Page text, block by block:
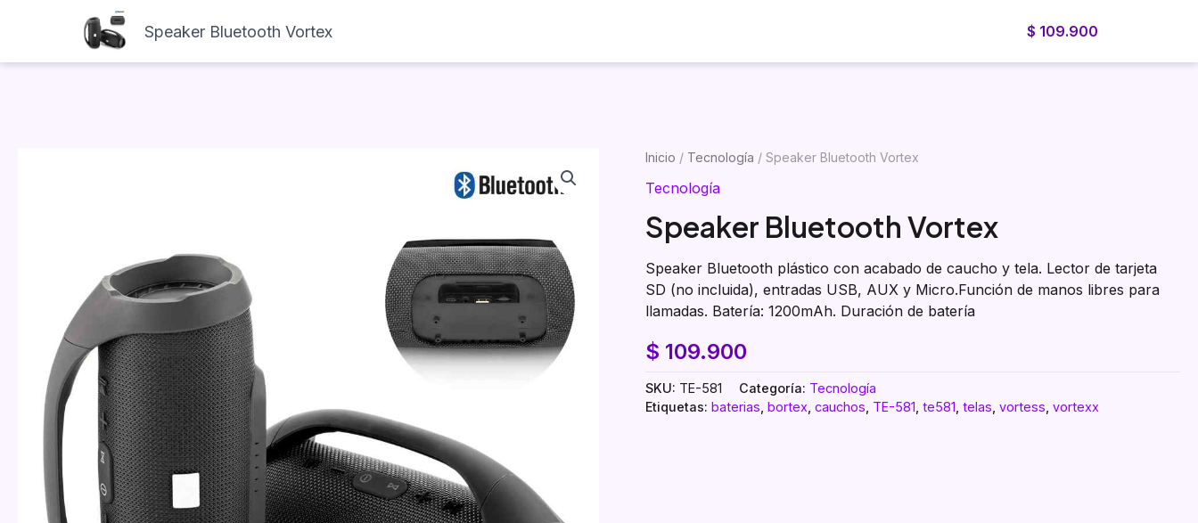
Cotiza ahora
Inicio / Tecnología / Speaker Bluetooth Vortex
Tecnología
Speaker Bluetooth Vortex
Speaker Bluetooth plástico con acabado de caucho y tela. Lector de tarjeta
SD (no incluida), entradas USB, AUX y Micro.Función de manos libres para
llamadas. Batería: 1200mAh. Duración de batería
$ 109.900
SKU: TE-581 Categoría: Tecnología
Etiquetas: baterias, bortex,cauchos, TE-581,te581,telas,vortess,vortexx
Speaker Bluetooth Vortex $ 109.900